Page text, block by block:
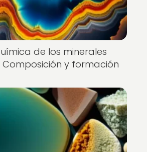
de los minerales
Composición y formación